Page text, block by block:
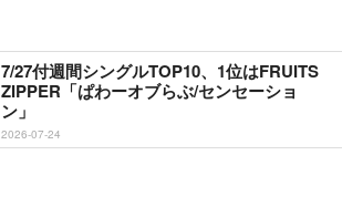
7/27付週間シングルTOP10、1位はFRUITS
ZIPPER「ぱわーオブらぶ/センセーショ
ン」
2026-07-24